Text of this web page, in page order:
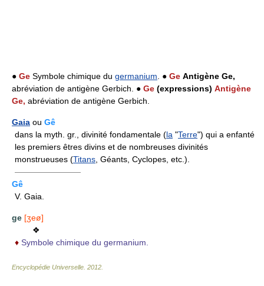
● Ge Symbole chimique du germanium . ● Ge Antigène Ge,
abréviation de antigène Gerbich. ● Ge (expressions) Antigène
Ge, abréviation de antigène Gerbich.
Gaia ou Gê
dans la myth. gr., divinité fondamentale (la "Terre") qui a enfanté
les premiers êtres divins et de nombreuses divinités
monstrueuses (Titans , Géants, Cyclopes, etc.).
————————
Gê
V. Gaia.
ge [ʒeø]
❖
♦ Symbole chimique du germanium.
Encyclopédie Universelle 2012